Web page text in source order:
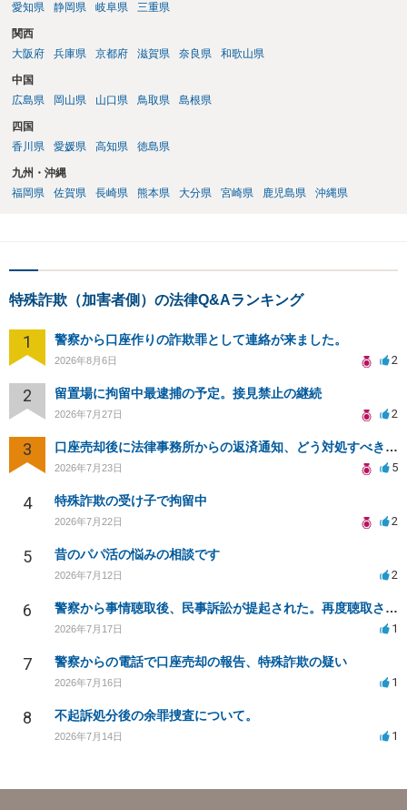
愛知県
静岡県 岐阜県 三重県
関西
大阪府
兵庫県 京都府 滋賀県 奈良県 和歌山県
中国
広島県
岡山県 山口県 鳥取県 島根県
四国
香川県
愛媛県 高知県 徳島県
九州・沖縄
福岡県
佐賀県 長崎県 熊本県 大分県 宮崎県 鹿児島県 沖縄県
特殊詐欺（加害者側）の法律Q&Aランキング
1 警察から口座作りの詐欺罪として連絡が来ました。
2026年8月6日 2
2 留置場に拘留中最逮捕の予定。接見禁止の継続
2026年7月27日 2
3 口座売却後に法律事務所からの返済通知、どう対処すべきか？
2026年7月23日 5
4 特殊詐欺の受け子で拘留中
2026年7月22日 2
5 昔のパパ活の悩みの相談です
2026年7月12日 2
6 警察から事情聴取後、民事訴訟が提起された。再度聴取される可能性は？
2026年7月17日 1
7 警察からの電話で口座売却の報告、特殊詐欺の疑い
2026年7月16日 1
8 不起訴処分後の余罪捜査について。
2026年7月14日 1